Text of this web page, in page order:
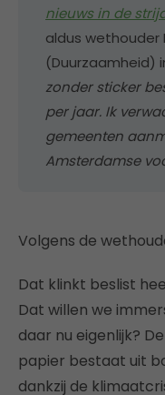
nieuws in de
aldus wethouder
(Duurzaamheid)
zonder sticker
per jaar. Ik
gemeenten
Amsterdamse
Volgens de
Dat klinkt beslist
Dat willen we
daar nu eigenlijk?
papier bestaat uit
dankzij de